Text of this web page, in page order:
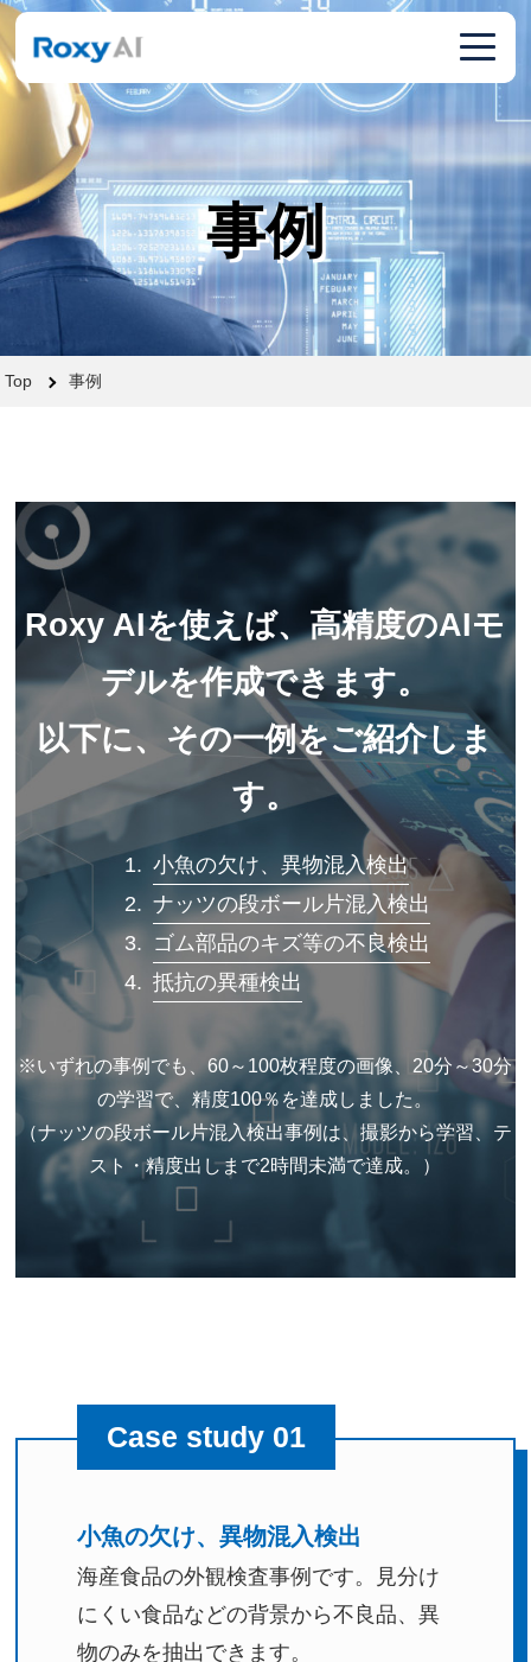
事例
Top 事例
Roxy AIを使えば、高精度のAIモ
デルを作成できます。
以下に、その一例をご紹介しま
す。
小魚の欠け、異物混入検出
ナッツの段ボール片混入検出
ゴム部品のキズ等の不良検出
抵抗の異種検出
※いずれの事例でも、60～100枚程度の画像、20分～30分
の学習で、精度100％を達成しました。
（ナッツの段ボール片混入検出事例は、撮影から学習、テ
スト・精度出しまで2時間未満で達成。）
Case study 01
小魚の欠け、異物混入検出
海産食品の外観検査事例です。見分け
にくい食品などの背景から不良品、異
物のみを抽出できます。